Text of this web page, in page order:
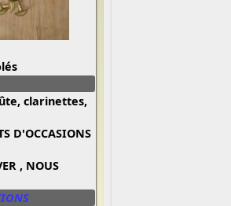
clarinettes,
D'OCCASIONS
, NOUS